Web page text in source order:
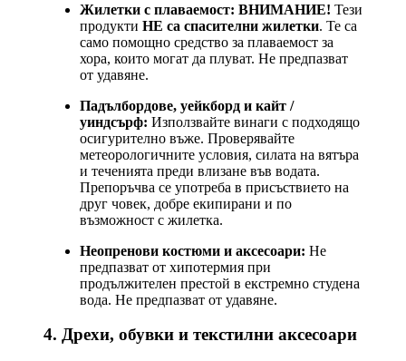
Жилетки с плаваемост: ВНИМАНИЕ! Тези
продукти НЕ са спасителни жилетки. Те са
само помощно средство за плаваемост за
хора, които могат да плуват. Не предпазват
от удавяне.
Падълбордове, уейкборд и кайт /
уиндсърф: Използвайте винаги с подходящо
осигурително въже. Проверявайте
метеорологичните условия, силата на вятъра
и теченията преди влизане във водата.
Препоръчва се употреба в присъствието на
друг човек, добре екипирани и по
възможност с жилетка.
Неопренови костюми и аксесоари: Не
предпазват от хипотермия при
продължителен престой в екстремно студена
вода. Не предпазват от удавяне.
4. Дрехи, обувки и текстилни аксесоари